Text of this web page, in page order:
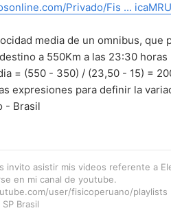
Privado/Fis ...
media de un omnibus, que
a 550Km a las 23:30 horas
= (550 - 350) / (23,50 - 15) =
expresiones para definir la
- Brasil
invito asistir mis videos referente a
en mi canal de youtube.
user/fisicoperuano/playlists
Brasil